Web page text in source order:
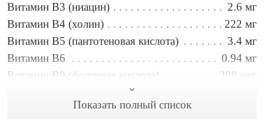
Витамин B3 (ниацин)
2.6 мг
Витамин B4 (холин)
222 мг
Витамин B5 (пантотеновая кислота)
3.4 мг
Витамин B6
0.94 мг
Витамин B9 (фолиевая кислота)
288 мкг
Показать полный список